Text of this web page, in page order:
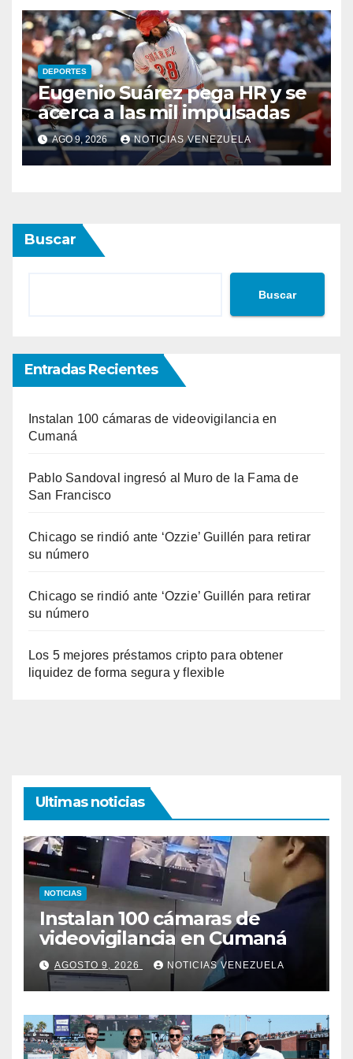
DEPORTES
Eugenio Suárez pega HR y se
acerca a las mil impulsadas
AGO 9, 2026 NOTICIAS VENEZUELA
Buscar
Buscar
Entradas Recientes
Instalan 100 cámaras de videovigilancia en
Cumaná
Pablo Sandoval ingresó al Muro de la Fama de
San Francisco
Chicago se rindió ante ‘Ozzie’ Guillén para retirar
su número
Chicago se rindió ante ‘Ozzie’ Guillén para retirar
su número
Los 5 mejores préstamos cripto para obtener
liquidez de forma segura y flexible
Ultimas noticias
NOTICIAS
Instalan 100 cámaras de
videovigilancia en Cumaná
AGOSTO 9, 2026 NOTICIAS VENEZUELA